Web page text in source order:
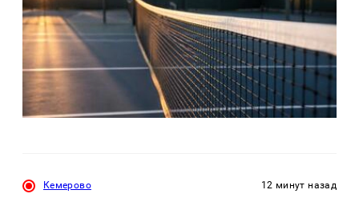
Кемерово 12 минут назад